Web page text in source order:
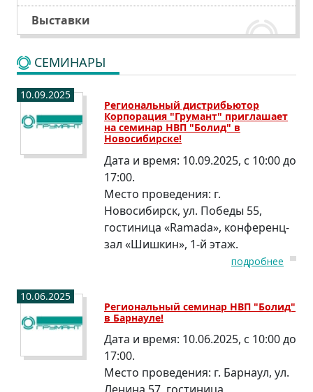
Выставки
СЕМИНАРЫ
10.09.2025
Региональный дистрибьютор
Корпорация "Грумант" приглашает
на семинар НВП "Болид" в
Новосибирске!
Дата и время: 10.09.2025, с 10:00 до
17:00.
Место проведения: г.
Новосибирск, ул. Победы 55,
гостиница «Ramada», конференц-
зал «Шишкин», 1-й этаж.
подробнее
10.06.2025
Региональный семинар НВП "Болид"
в Барнауле!
Дата и время: 10.06.2025, с 10:00 до
17:00.
Место проведения: г. Барнаул, ул.